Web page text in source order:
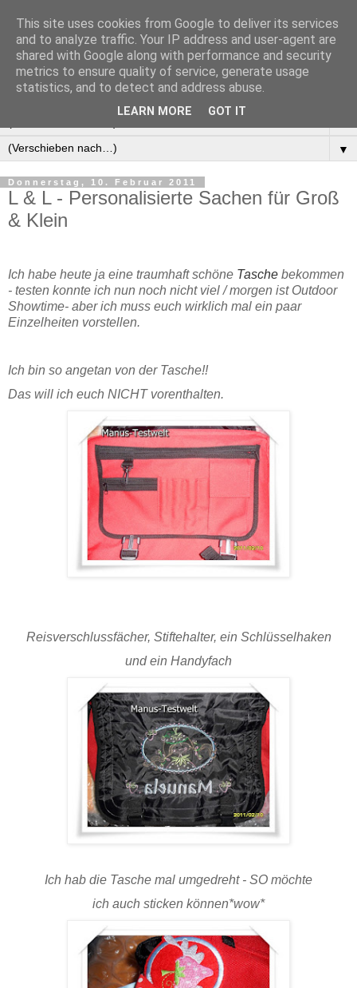
Manus Testwelt, alles
außer langweilig
▼
Donnerstag, 10. Februar 2011
L & L - Personalisierte Sachen für Groß
& Klein
Ich habe heute ja eine traumhaft schöne Tasche bekommen
- testen konnte ich nun noch nicht viel / morgen ist Outdoor
Showtime- aber ich muss euch wirklich mal ein paar
Einzelheiten vorstellen.
Ich bin so angetan von der Tasche!!
Das will ich euch NICHT vorenthalten.
Reisverschlussfächer, Stiftehalter, ein Schlüsselhaken
und ein Handyfach
Ich hab die Tasche mal umgedreht - SO möchte
ich auch sticken können*wow*
This site uses cookies from Google to deliver its services
and to analyze traffic. Your IP address and user-agent are
shared with Google along with performance and security
metrics to ensure quality of service, generate usage
statistics, and to detect and address abuse.
LEARN MORE GOT IT